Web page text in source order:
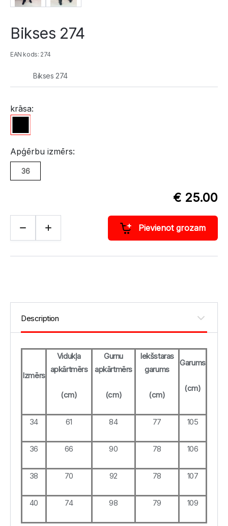
Bikses 274
EAN kods: 274
Bikses 274
krāsa:
Apģērbu izmērs:
36
€ 25.00
Pievienot grozam
Izmērs
Vidukļa
apkārtmērs
(cm)
Gurnu
apkārtmērs
(cm)
Iekšstaras
garums
(cm)
Garums
(cm)
34 61 84 77 105
36 66 90 78 106
38 70 92 78 107
40 74 98 79 109